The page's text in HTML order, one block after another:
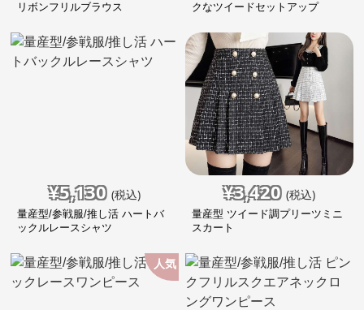
リボンフリルブラウス
クなツイードセットアップ
¥5,130 (税込)
量産型/参戦服/推し活 ハートバ
ックルレースシャツ
¥3,420 (税込)
量産型 ツイード調プリーツミニ
スカート
人気